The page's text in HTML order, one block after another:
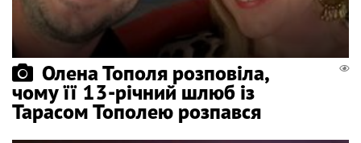
Олена Тополя розповіла,
чому її 13-річний шлюб із
Тарасом Тополею розпався